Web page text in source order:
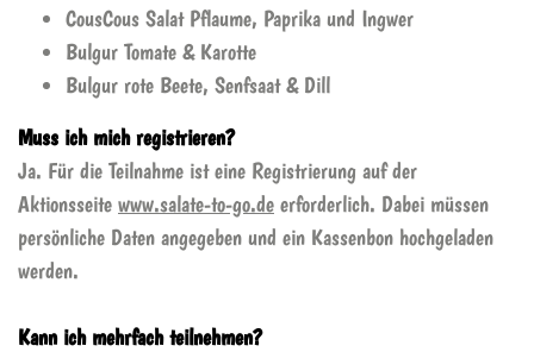
CousCous Salat Pflaume, Paprika und Ingwer
Bulgur Tomate & Karotte
Bulgur rote Beete, Senfsaat & Dill
Muss ich mich registrieren?
Ja. Für die Teilnahme ist eine Registrierung auf der
Aktionsseite www.salate-to-go.de erforderlich. Dabei müssen
persönliche Daten angegeben und ein Kassenbon hochgeladen
werden.
Kann ich mehrfach teilnehmen?